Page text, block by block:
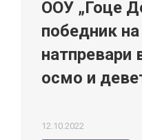
ООУ „Гоце
победник
натпревари
осмо и
12.10.2022